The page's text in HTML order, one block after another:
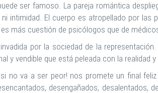
ser famoso. La pareja romántica
intimidad. El cuerpo es atropellado por las
más cuestión de psicólogos que de
por la sociedad de la
y vendible que está peleada con la realidad
si no va a ser peor! nos promete un final
desengañados, desalentados,